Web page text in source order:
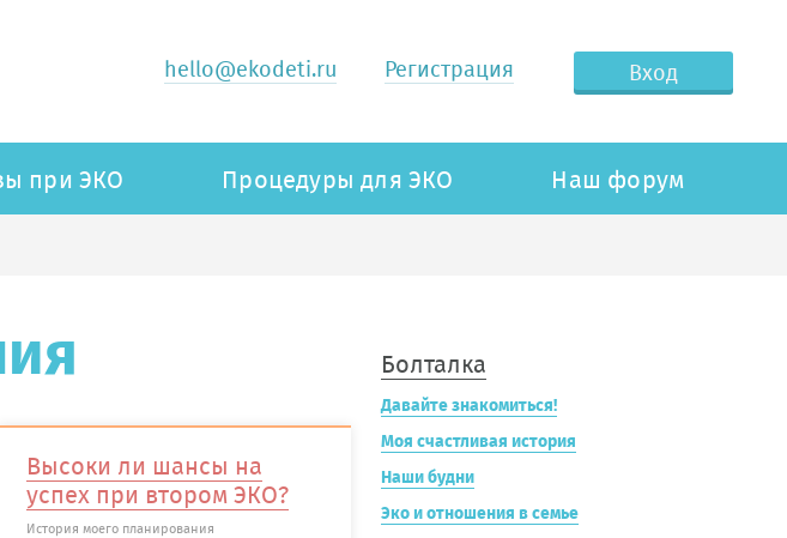
hello@ekodeti.ru Регистрация Вход
при ЭКО Процедуры для ЭКО Наш форум
Высоки ли шансы на
успех при втором ЭКО?
История моего планирования
Болталка
Давайте знакомиться!
Моя счастливая история
Наши будни
Эко и отношения в семье